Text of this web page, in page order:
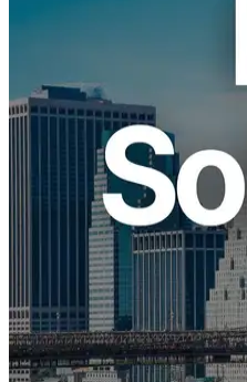
ELSOUL LABO B.V. (sede:
Fumitake Kawasaki) se
su alto rendimiento VPS,
de trabajo de Solana, en Nueva
más críticos del mundo.
¿Por qué? de ERPC
aburrido después
Solana es un blockchain
transacciones ultrarrápidas, muy
profesionales y desarrolladores
posible, especialmente en el
cloud tradicionales suelen
suelen ofrecer CPUs anticuadas